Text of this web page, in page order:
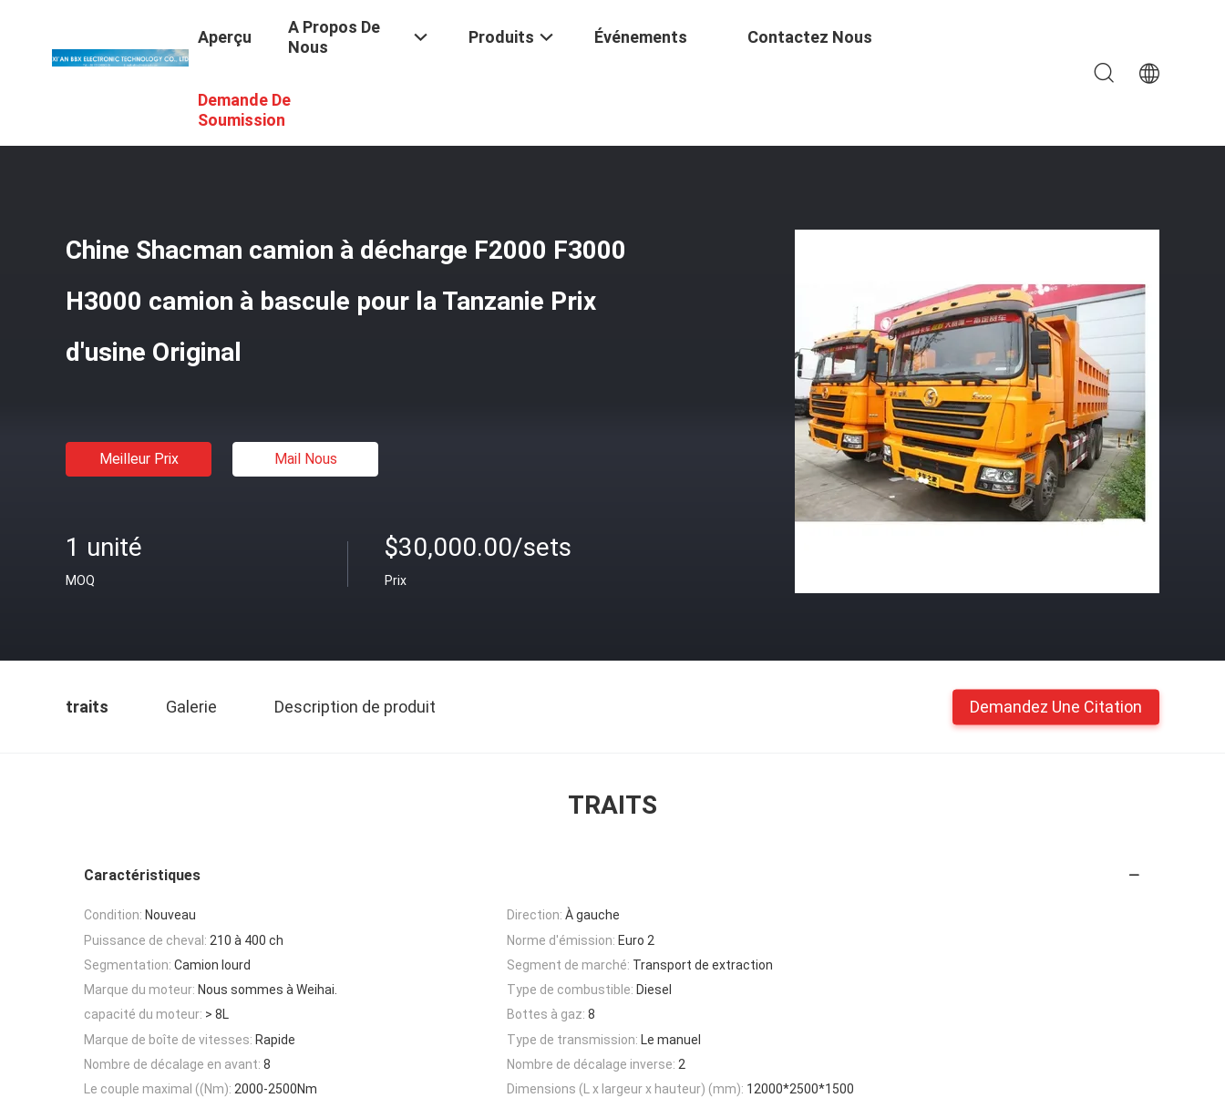
Aperçu
A Propos De
Nous
Produits Événements Contactez Nous
Demande De
Soumission
Camion À Benne Basculante
Chine Shacman camion à décharge F2000 F3000
H3000 camion à bascule pour la Tanzanie Prix
d'usine Original
Meilleur Prix Mail Nous
1 unité
MOQ
$30,000.00/sets
Prix
traits Galerie Description de produit Demandez Une Citation
TRAITS
Caractéristiques
Condition: Nouveau Direction: À gauche
Puissance de cheval: 210 à 400 ch Norme d'émission: Euro 2
Segmentation: Camion lourd Segment de marché: Transport de extraction
Marque du moteur: Nous sommes à Weihai. Type de combustible: Diesel
capacité du moteur: > 8L Bottes à gaz: 8
Marque de boîte de vitesses: Rapide Type de transmission: Le manuel
Nombre de décalage en avant: 8 Nombre de décalage inverse: 2
Le couple maximal ((Nm): 2000-2500Nm Dimensions (L x largeur x hauteur) (mm): 12000*2500*1500